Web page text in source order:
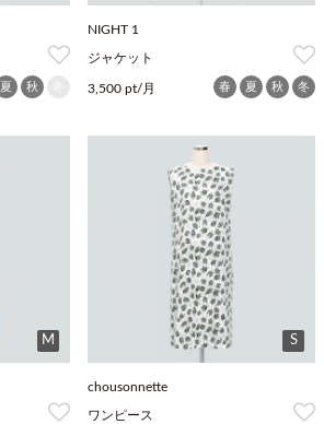
夏 秋
NIGHT 1
ジャケット
3,500 pt/月 春 夏 秋 冬
M S
chousonnette
ワンピース